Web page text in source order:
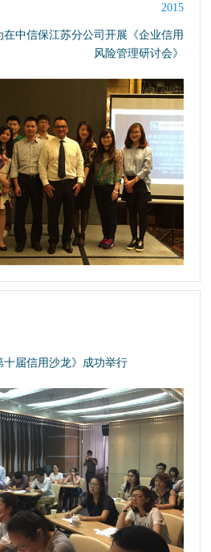
2015
在中信保江苏分公司开展《企业信用
风险管理研讨会》
十届信用沙龙》成功举行